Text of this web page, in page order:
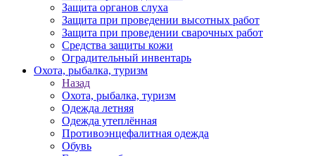
Защита органов слуха
Защита при проведении высотных работ
Защита при проведении сварочных работ
Средства защиты кожи
Оградительный инвентарь
Охота, рыбалка, туризм
Назад
Охота, рыбалка, туризм
Одежда летняя
Одежда утеплённая
Противоэнцефалитная одежда
Обувь